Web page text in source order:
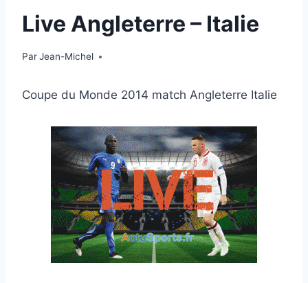
Live Angleterre – Italie
ParJean-Michel
14 juin 2014
Coupe du Monde 2014 match Angleterre Italie